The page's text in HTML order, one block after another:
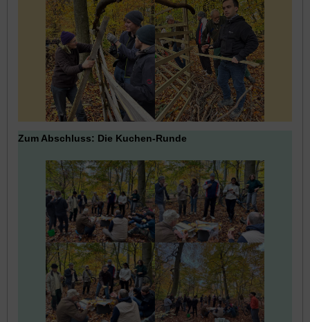
Zum Abschluss: Die Kuchen-Runde